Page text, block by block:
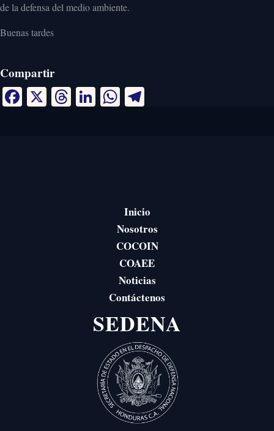
de la defensa del medio ambiente.
Buenas tardes
Compartir
Facebook
X Threads
LinkedIn
WhatsApp
Inicio
Nosotros
COCOIN
COAEE
Noticias
Contáctenos
SEDENA